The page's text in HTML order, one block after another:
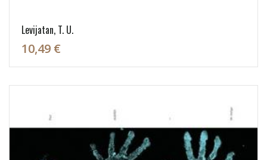
Levijatan, T. U.
10,49 €